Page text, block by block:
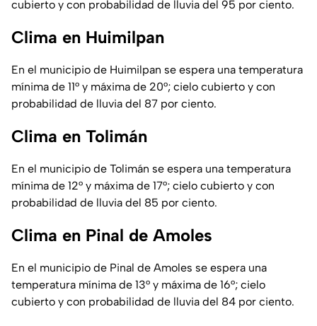
cubierto y con probabilidad de lluvia del 95 por ciento.
Clima en Huimilpan
En el municipio de Huimilpan se espera una temperatura
mínima de 11° y máxima de 20°; cielo cubierto y con
probabilidad de lluvia del 87 por ciento.
Clima en Tolimán
En el municipio de Tolimán se espera una temperatura
mínima de 12° y máxima de 17°; cielo cubierto y con
probabilidad de lluvia del 85 por ciento.
Clima en Pinal de Amoles
En el municipio de Pinal de Amoles se espera una
temperatura mínima de 13° y máxima de 16°; cielo
cubierto y con probabilidad de lluvia del 84 por ciento.